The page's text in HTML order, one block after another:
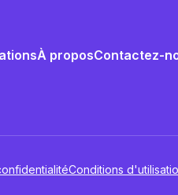
À proposContactez-
Conditions